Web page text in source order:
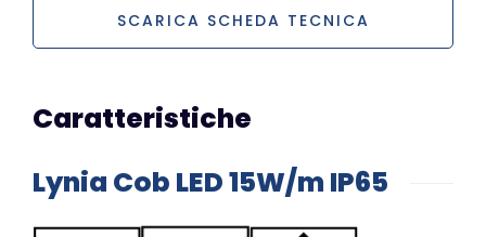
SCARICA SCHEDA TECNICA
Caratteristiche
Lynia Cob LED 15W/m IP65